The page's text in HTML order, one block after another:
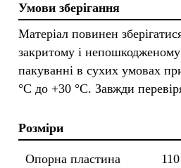
Умови зберігання
Матеріал повинен
закритому і
пакуванні в сухих умовах
°C до +30 °C. Завжди
Розміри
Опорна пластина